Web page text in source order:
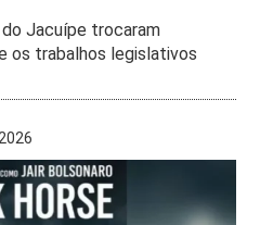
Jacuípe trocaram
os trabalhos legislativos